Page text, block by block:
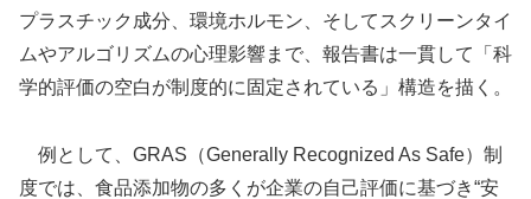
プラスチック成分、環境ホルモン、そしてスクリーンタイ
ムやアルゴリズムの心理影響まで、報告書は一貫して「科
学的評価の空白が制度的に固定されている」構造を描く。
例として、GRAS（Generally Recognized As Safe）制
度では、食品添加物の多くが企業の自己評価に基づき“安